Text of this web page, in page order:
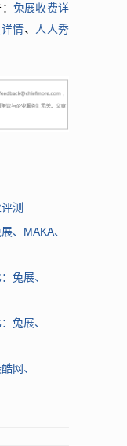
兔展收费详
情、
人人秀
测
、MAKA、
兔展、
兔展、
网、